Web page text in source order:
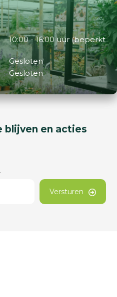
10:00 - 16:00 uur (beperkt
Gesloten
Gesloten
blijven en acties
Versturen